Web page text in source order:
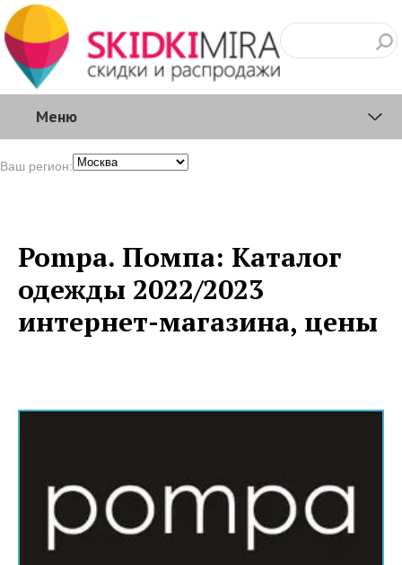
Меню
Ваш регион:
Pompa. Помпа: Каталог
одежды 2022/2023
интернет-магазина, цены